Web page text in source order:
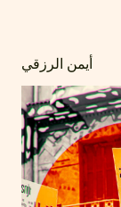
أيمن الرزقي